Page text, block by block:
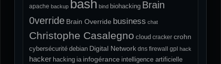
apache backup bash bind biohacking Brain
0verride Brain Override business chat
Christophe Casalegno cloud cracker crohn
cybersécurité debian Digital Network dns firewall gpl hack
hacker hacking ia infogérance intelligence artificielle